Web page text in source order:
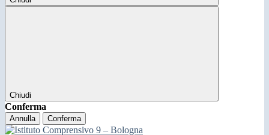
Chiudi
Conferma
Annulla Conferma